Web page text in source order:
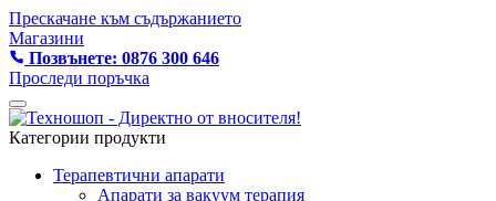
Прескачане към съдържанието
Магазини
Позвънете: 0876 300 646
Проследи поръчка
Категории продукти
Терапевтични апарати
Апарати за вакуум терапия